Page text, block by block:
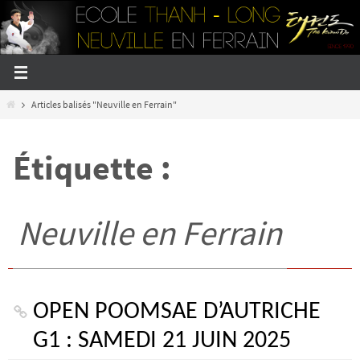
Passer
vers
le
contenu
HomeArticles balisés "Neuville en Ferrain"
Étiquette :
Neuville en Ferrain
OPEN POOMSAE D’AUTRICHE
G1 : SAMEDI 21 JUIN 2025